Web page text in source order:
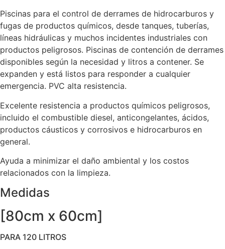
Piscinas para el control de derrames de hidrocarburos y
fugas de productos químicos, desde tanques, tuberías,
líneas hidráulicas y muchos incidentes industriales con
productos peligrosos. Piscinas de contención de derrames
disponibles según la necesidad y litros a contener. Se
expanden y está listos para responder a cualquier
emergencia. PVC alta resistencia.
Excelente resistencia a productos químicos peligrosos,
incluido el combustible diesel, anticongelantes, ácidos,
productos cáusticos y corrosivos e hidrocarburos en
general.
Ayuda a minimizar el daño ambiental y los costos
relacionados con la limpieza.
Medidas
[80cm x 60cm]
PARA 120 LITROS